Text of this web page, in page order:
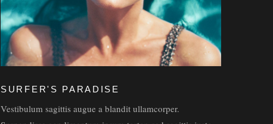
SURFER'S PARADISE
Vestibulum sagittis augue a blandit ullamcorper.